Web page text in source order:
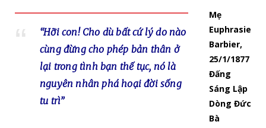
“Hỡi con! Cho dù bất cứ lý do nào
cùng đừng cho phép bản thân ở
lại trong tình bạn thế tục, nó là
nguyên nhân phá hoại đời sống
tu trì”
Mẹ
Euphrasie
Barbier,
25/1/1877
Đấng
Sáng Lập
Dòng Đức
Bà